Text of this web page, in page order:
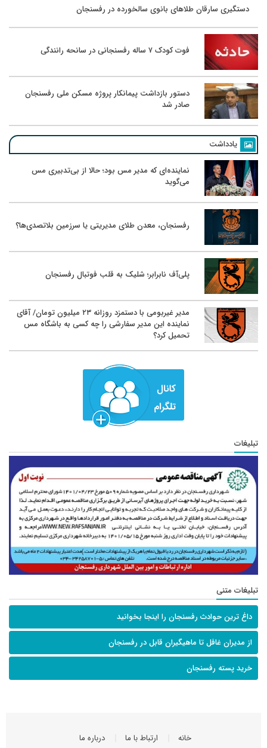
دستگیری سارقان طلاهای بانوی سالخورده در رفسنجان
فوت کودک ۷ ساله رفسنجانی در سانحه رانندگی
دستور بازداشت پیمانکار پروژه مسکن ملی رفسنجان
صادر شد
یادداشت
نماینده‌ای که مدیر مس بود؛ حالا از بی‌تدبیری مس
می‌گوید
رفسنجان، معدن طلای مدیریتی یا سرزمین بلاتصدی‌ها؟
پلی‌آف نابرابر؛ شلیک به قلب فوتبال رفسنجان
مدیر غیربومی با دستمزد روزانه ۲۳ میلیون تومان/ آقای
نماینده این مدیر سفارشی را چه کسی به باشگاه مس
تحمیل کرد؟
تبلیغات
تبلیغات متنی
داغ ترین حوادث رفسنجان را اینجا بخوانید
از مدیران غافل تا ماهیگیران قابل در رفسنجان
خرید پسته رفسنجان
خانه ارتباط با ما درباره ما